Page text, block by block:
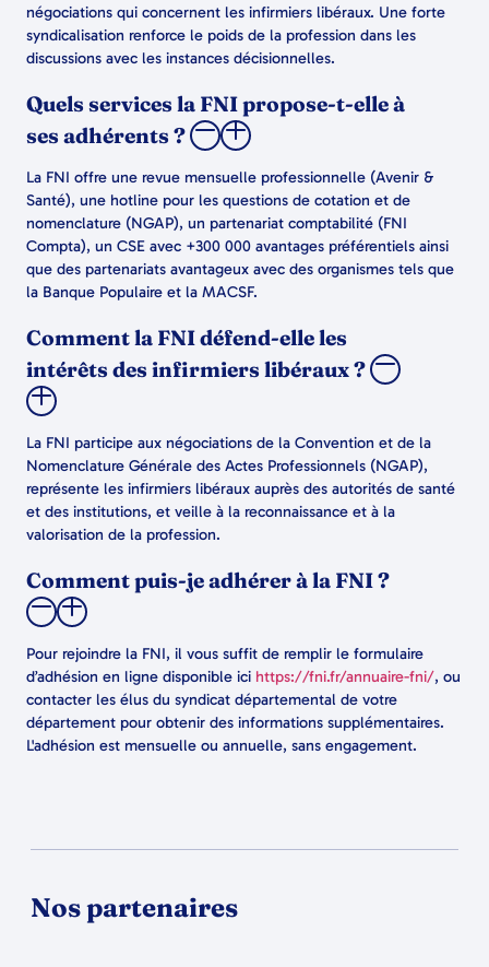
négociations qui concernent les infirmiers libéraux. Une forte
syndicalisation renforce le poids de la profession dans les
discussions avec les instances décisionnelles.
Quels services la FNI propose-t-elle à
ses adhérents ?
La FNI offre une revue mensuelle professionnelle (Avenir &
Santé), une hotline pour les questions de cotation et de
nomenclature (NGAP), un partenariat comptabilité (FNI
Compta), un CSE avec +300 000 avantages préférentiels ainsi
que des partenariats avantageux avec des organismes tels que
la Banque Populaire et la MACSF.
Comment la FNI défend-elle les
intérêts des infirmiers libéraux ?
La FNI participe aux négociations de la Convention et de la
Nomenclature Générale des Actes Professionnels (NGAP),
représente les infirmiers libéraux auprès des autorités de santé
et des institutions, et veille à la reconnaissance et à la
valorisation de la profession.
Comment puis-je adhérer à la FNI ?
Pour rejoindre la FNI, il vous suffit de remplir le formulaire
d’adhésion en ligne disponible ici https://fni.fr/annuaire-fni/, ou
contacter les élus du syndicat départemental de votre
département pour obtenir des informations supplémentaires.
L'adhésion est mensuelle ou annuelle, sans engagement.
Nos partenaires